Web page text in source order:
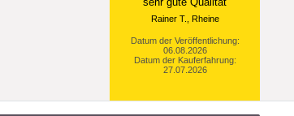
sogar mit Pflegehinweis!
Datum der Veröffentlichung:
05.08.2026
Datum der Kauferfahrung:
29.07.2026